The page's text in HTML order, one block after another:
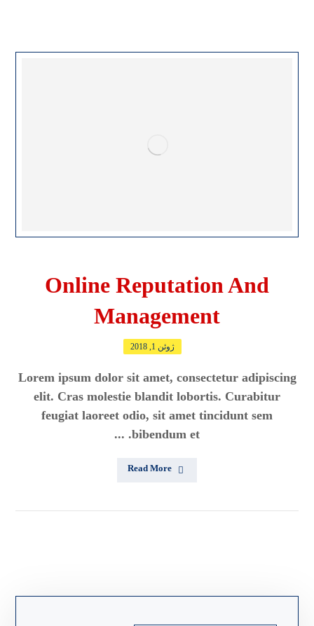
Online Reputation And
Management
ژوئن 1, 2018
Lorem ipsum dolor sit amet, consectetur adipiscing
elit. Cras molestie blandit lobortis. Curabitur
feugiat laoreet odio, sit amet tincidunt sem
bibendum et. ...
Read More